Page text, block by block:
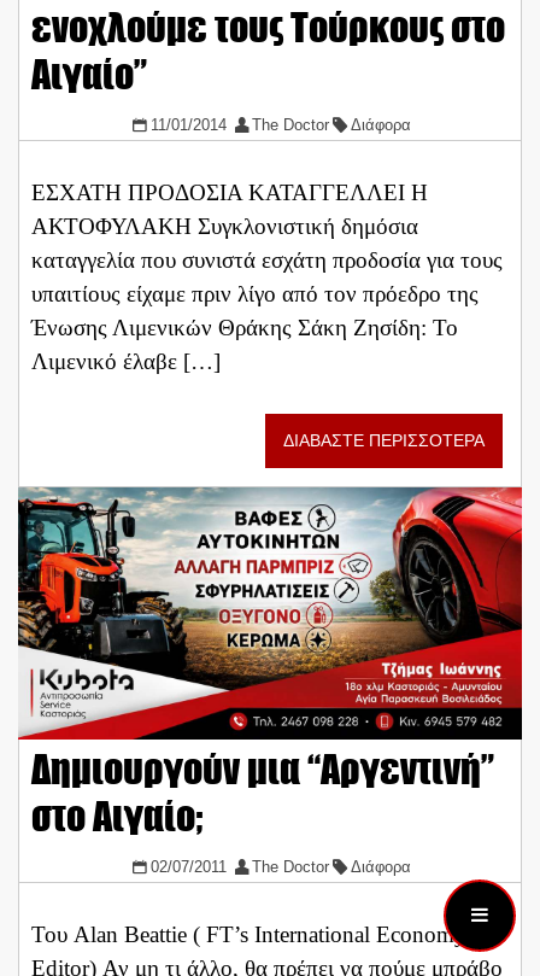
ενοχλούμε τους Τούρκους στο
Αιγαίο”
11/01/2014 The Doctor Διάφορα
ΕΣΧΑΤΗ ΠΡΟΔΟΣΙΑ ΚΑΤΑΓΓΕΛΛΕΙ Η
ΑΚΤΟΦΥΛΑΚΗ Συγκλονιστική δημόσια
καταγγελία που συνιστά εσχάτη προδοσία για τους
υπαιτίους είχαμε πριν λίγο από τον πρόεδρο της
Ένωσης Λιμενικών Θράκης Σάκη Ζησίδη: Το
Λιμενικό έλαβε […]
ΔΙΑΒΑΣΤΕ ΠΕΡΙΣΣΟΤΕΡΑ
Δημιουργούν μια “Αργεντινή”
στο Αιγαίο;
02/07/2011 The Doctor Διάφορα
Του Alan Beattie ( FT’s International Economy
Editor) Αν μη τι άλλο, θα πρέπει να πούμε μπράβο